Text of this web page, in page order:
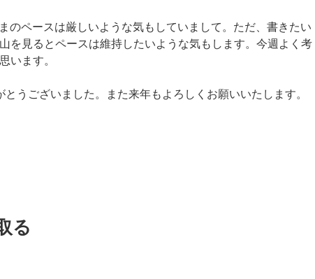
のペースは厳しいような気もしていまして。ただ、書きたい
を見るとペースは維持したいような気もします。今週よく考
います。
うございました。また来年もよろしくお願いいたします。
る